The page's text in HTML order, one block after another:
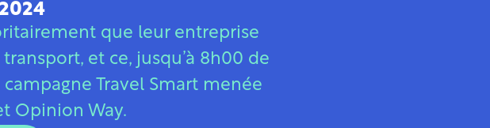
que leur entreprise
et ce, jusqu’à 8h00 de
Travel Smart menée
Opinion Way.